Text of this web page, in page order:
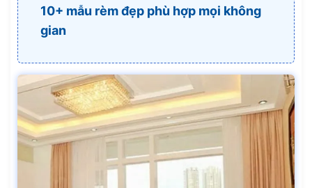
10+ mẫu rèm đẹp phù hợp mọi không
gian